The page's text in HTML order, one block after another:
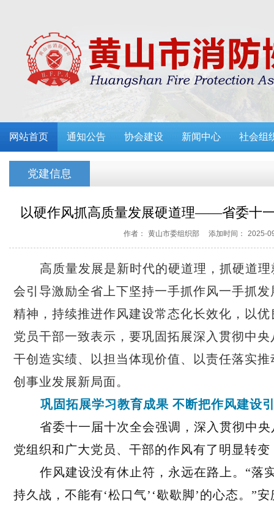
网站首页 通知公告 协会建设 新闻中心 社会组
党建信息
以硬作风抓高质量发展硬道理——省委十
作者： 黄山市委组织部 添加时间： 2025-
高质量发展是新时代的硬道理，抓硬道
会引导激励全省上下坚持一手抓作风一手抓
精神，持续推进作风建设常态化长效化，以
党员干部一致表示，要巩固拓展深入贯彻中
干创造实绩、以担当体现价值、以责任落实
创事业发展新局面。
巩固拓展学习教育成果 不断把作风建设
省委十一届十次全会强调，深入贯彻中
党组织和广大党员、干部的作风有了明显转
作风建设没有休止符，永远在路上。“落
持久战，不能有‘松口气’‘歇歇脚’的心态。”